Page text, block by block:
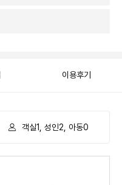
이용후기
객실1, 성인2, 아동0